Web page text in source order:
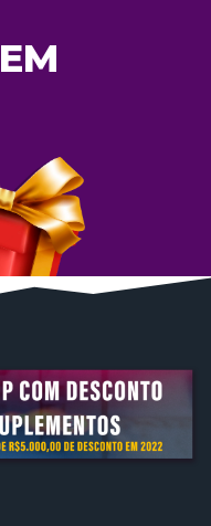
EM